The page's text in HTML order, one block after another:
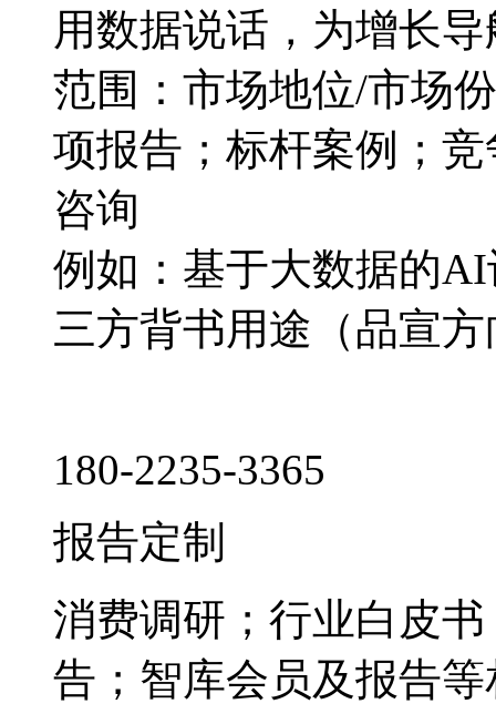
用数据说话，为增长导
范围：市场地位/市场
项报告；标杆案例；
咨询
例如：基于大数据的
三方背书用途（品宣
180-2235-3365
报告定制
消费调研；行业白皮
告；智库会员及报告